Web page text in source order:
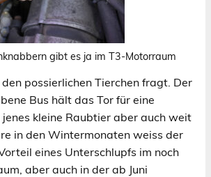
gibt es ja im T3-Motorraum
possierlichen Tierchen fragt. Der
Bus hält das Tor für eine
kleine Raubtier aber auch weit
in den Wintermonaten weiss der
eines Unterschlupfs im noch
aber auch in der ab Juni